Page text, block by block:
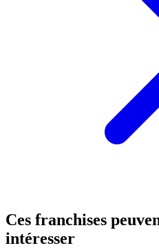
Ces franchises
intéresser